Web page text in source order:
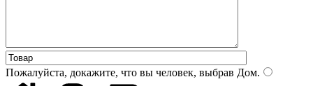
Пожалуйста, докажите, что вы человек, выбрав Дом.